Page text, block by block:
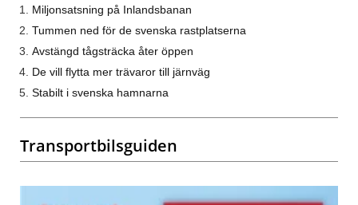
Miljonsatsning på Inlandsbanan
Tummen ned för de svenska rastplatserna
Avstängd tågsträcka åter öppen
De vill flytta mer trävaror till järnväg
Stabilt i svenska hamnarna
Transportbilsguiden